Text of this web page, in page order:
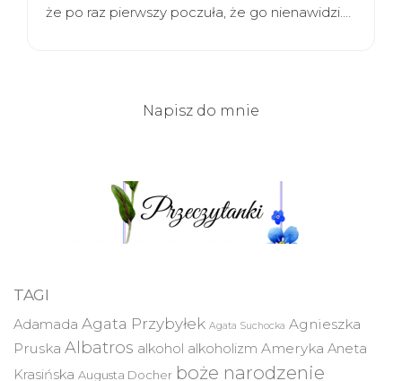
że po raz pierwszy poczuła, że go nienawidzi.…
Napisz do mnie
TAGI
Adamada Agata Przybyłek Agata Suchocka Agnieszka
Pruska Albatros alkohol alkoholizm Ameryka Aneta
Krasińska Augusta Docher boże narodzenie